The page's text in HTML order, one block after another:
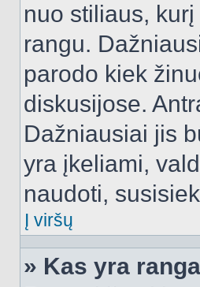
nuo stiliaus,
rangu.
parodo kiek
diskusijose.
Dažniausiai jis
yra įkeliami,
naudoti,
Į viršų
» Kas yra